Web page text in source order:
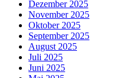
Dezember 2025
November 2025
Oktober 2025
September 2025
August 2025
Juli 2025
Juni 2025